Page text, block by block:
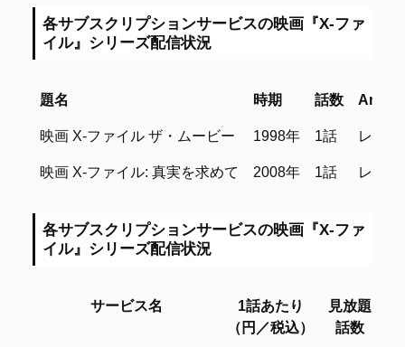
各サブスクリプションサービスの映画『X-ファ
イル』シリーズ配信状況
題名 時期 話数
題名
時期 話数
映画 X-ファイル ザ・ムービー 1998年 1話 レンタ
映画 X-ファイル: 真実を求めて 2008年 1話 レンタ
各サブスクリプションサービスの映画『X-ファ
イル』シリーズ配信状況
サービス名
1話あたり
（円／税込）
見放題
話数